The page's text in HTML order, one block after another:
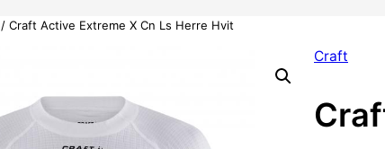
/ Craft Active Extreme X Cn Ls Herre Hvit
Craft